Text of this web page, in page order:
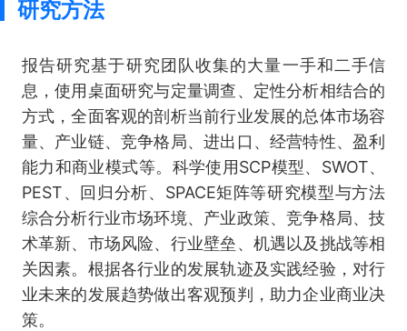
研究方法
报告研究基于研究团队收集的大量一手和二手信
息，使用桌面研究与定量调查、定性分析相结合的
方式，全面客观的剖析当前行业发展的总体市场容
量、产业链、竞争格局、进出口、经营特性、盈利
能力和商业模式等。科学使用SCP模型、SWOT、
PEST、回归分析、SPACE矩阵等研究模型与方法
综合分析行业市场环境、产业政策、竞争格局、技
术革新、市场风险、行业壁垒、机遇以及挑战等相
关因素。根据各行业的发展轨迹及实践经验，对行
业未来的发展趋势做出客观预判，助力企业商业决
策。